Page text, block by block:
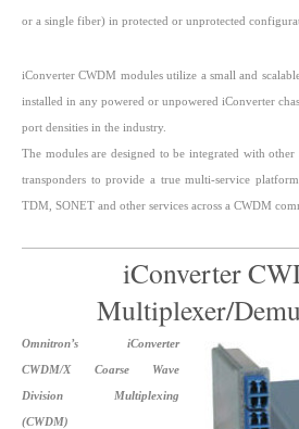
or a single fiber) in protected or unprotected
iConverter CWDM modules utilize a small and
installed in any powered or unpowered iConverter
port densities in the industry.
The modules are designed to be integrated with
transponders to provide a true multi-service
TDM, SONET and other services across a CWDM
iConverter
Multiplexer/
Omnitron’s iConverter
CWDM/X Coarse Wave
Division Multiplexing
(CWDM)